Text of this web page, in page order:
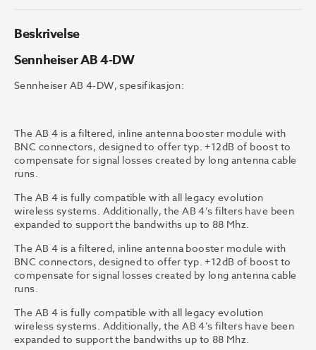
Beskrivelse
Sennheiser AB 4-DW
Sennheiser AB 4-DW, spesifikasjon:
The AB 4 is a filtered, inline antenna booster module with
BNC connectors, designed to offer typ. +12dB of boost to
compensate for signal losses created by long antenna cable
runs.
The AB 4 is fully compatible with all legacy evolution
wireless systems. Additionally, the AB 4’s filters have been
expanded to support the bandwiths up to 88 Mhz.
The AB 4 is a filtered, inline antenna booster module with
BNC connectors, designed to offer typ. +12dB of boost to
compensate for signal losses created by long antenna cable
runs.
The AB 4 is fully compatible with all legacy evolution
wireless systems. Additionally, the AB 4’s filters have been
expanded to support the bandwiths up to 88 Mhz.